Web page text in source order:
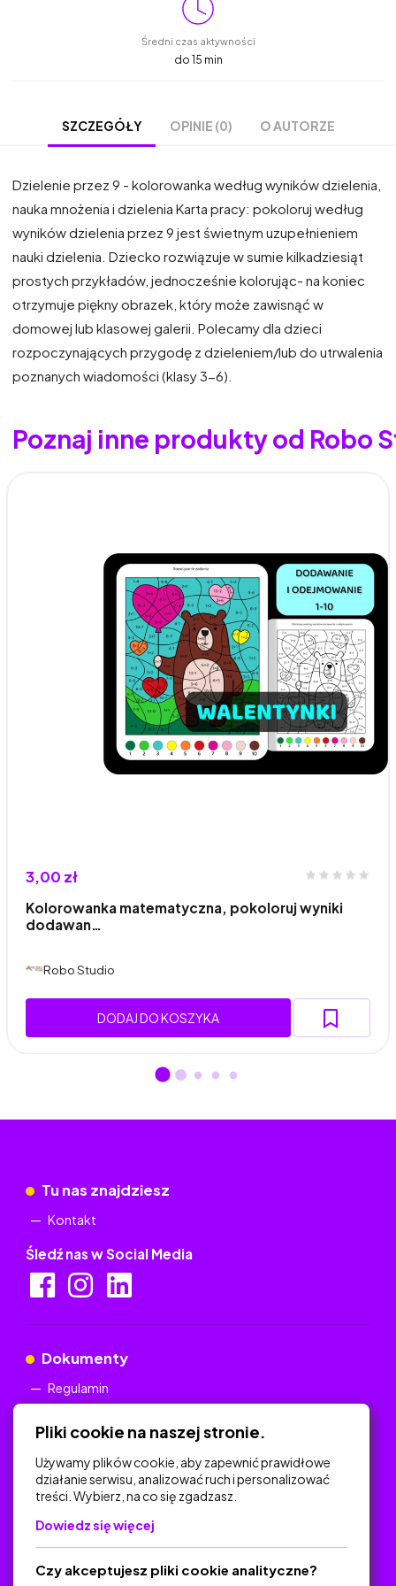
Średni czas aktywności
do 15 min
SZCZEGÓŁY OPINIE (0) O AUTORZE
Dzielenie przez 9 - kolorowanka według wyników dzielenia,
nauka mnożenia i dzielenia Karta pracy: pokoloruj według
wyników dzielenia przez 9 jest świetnym uzupełnieniem
nauki dzielenia. Dziecko rozwiązuje w sumie kilkadziesiąt
prostych przykładów, jednocześnie kolorując- na koniec
otrzymuje piękny obrazek, który może zawisnąć w
domowej lub klasowej galerii. Polecamy dla dzieci
rozpoczynających przygodę z dzieleniem/lub do utrwalenia
poznanych wiadomości (klasy 3-6).
Poznaj inne produkty od Robo
3,00 zł
Kolorowanka matematyczna, pokoloruj wyniki
dodawan…
Robo Studio
DODAJ DO KOSZYKA
Tu nas znajdziesz
Kontakt
Śledź nas w Social Media
Dokumenty
Regulamin
Na skróty
Polityka Prywatności
O platformie
Pliki cookie na naszej stronie.
Używamy plików cookie, aby zapewnić prawidłowe
działanie serwisu, analizować ruch i personalizować
treści. Wybierz, na co się zgadzasz.
Dowiedz się więcej
Czy akceptujesz pliki cookie analityczne?